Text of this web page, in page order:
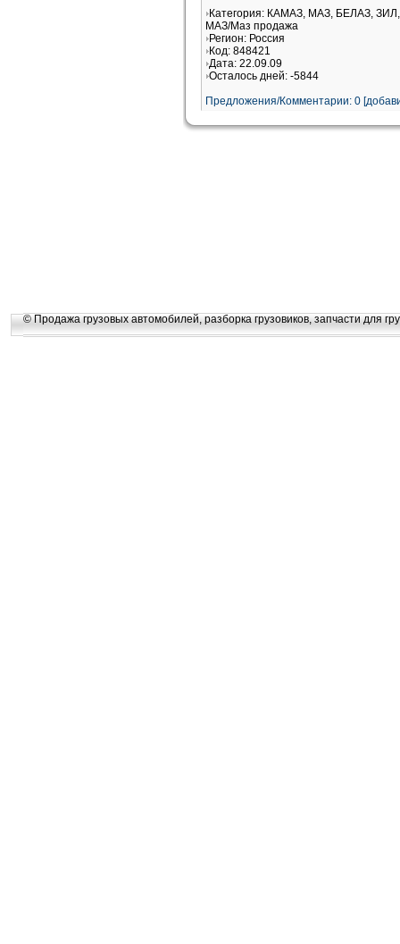
Категория: КАМАЗ, МАЗ, БЕЛАЗ,
МАЗ/Маз продажа
Регион: Россия
Код: 848421
Дата: 22.09.09
Осталось дней: -5844
Предложения/Комментарии: 0
© Продажа грузовых автомобилей, разборка грузовиков, запчасти для